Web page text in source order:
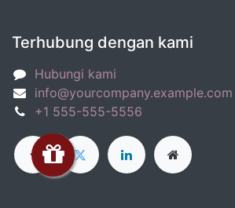
Terhubung dengan kami
Hubungi kami
info@yourcompany.example.com
+1 555-555-5556